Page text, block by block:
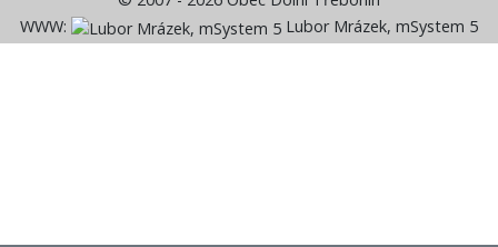
WWW:
Lubor Mrázek, mSystem 5